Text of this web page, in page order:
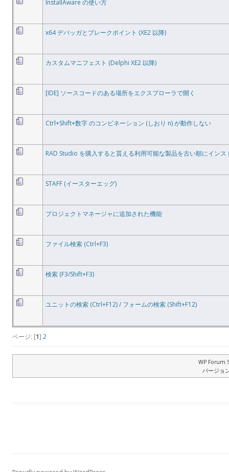
InstallAware の使い方
x64 デバッガとブレークポイント (XE2 以降)
カスタムマニフェスト (Delphi XE2 以降)
[IDE] ソースコードのある場所をエクスプローラで開く
Ctrl+Shift+数字 のコンビネーション (しおり n) が動作しない
RAD Studio を購入すると貰える利用可能な製品を古い順にインス
STAFF (イースターエッグ)
プロジェクトマネージャに追加された機能
ファイル検索 (Ctrl+F3)
検索 (F3/Shift+F3)
ユニットの検索 (Ctrl+F12) / フォームの検索 (Shift+F12)
ページ: [1] 2
WP Forum
バージョ